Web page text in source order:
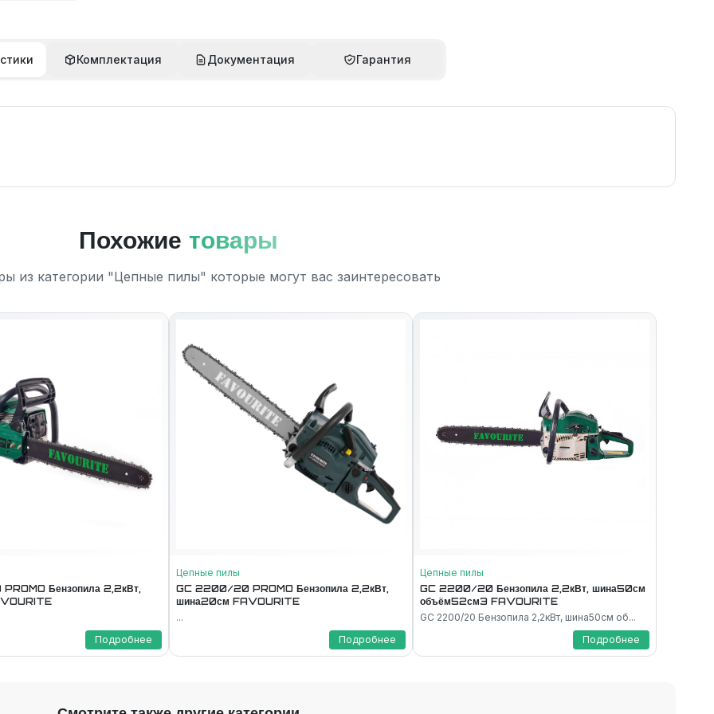
Комплектация Документация Гарантия
Похожие товары
из категории "Цепные пилы" которые могут вас заинтересовать
Бензопила 2,2кВт,
Подробнее
Цепные пилы
GC 2200/20 PROMO Бензопила 2,2кВт,
шина20см FAVOURITE
...
Подробнее
Цепные пилы
GC 2200/20 Бензопила 2,2кВт, шина50см
объём52см3 FAVOURITE
GC 2200/20 Бензопила 2,2кВт, шина50см об...
Подробнее